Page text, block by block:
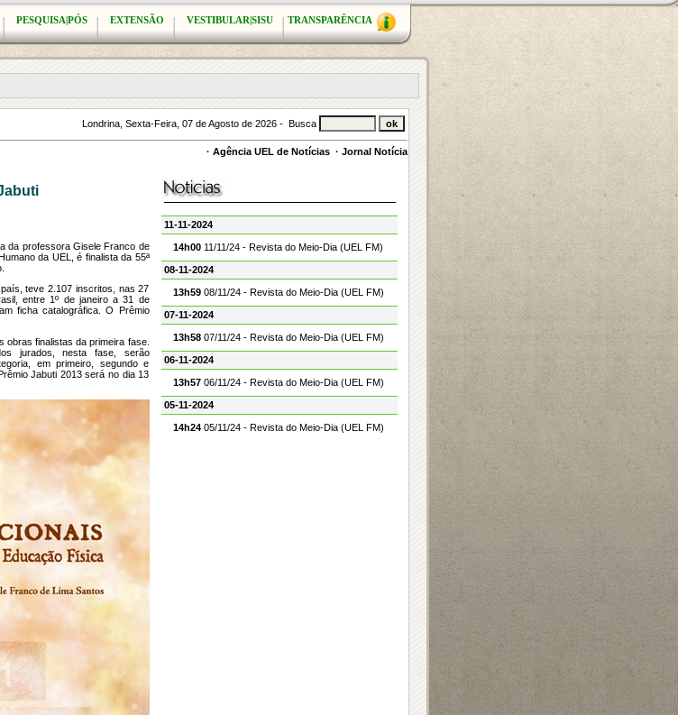
PESQUISA|PÓS EXTENSÃO VESTIBULAR|SISU TRANSPARÊNCIA
Londrina, Sexta-Feira, 07 de Agosto de 2026 - Busca
· Agência UEL de Notícias · Jornal Notícia
da professora Gisele Franco de
da UEL, é finalista da 55ª
teve 2.107 inscritos, nas 27
entre 1º de janeiro a 31 de
ficha catalográfica. O Prêmio
obras finalistas da primeira fase.
jurados, nesta fase, serão
em primeiro, segundo e
Jabuti 2013 será no dia 13
11-11-2024
14h0011/11/24 - Revista do Meio-Dia (UEL FM)
08-11-2024
13h5908/11/24 - Revista do Meio-Dia (UEL FM)
07-11-2024
13h5807/11/24 - Revista do Meio-Dia (UEL FM)
06-11-2024
13h5706/11/24 - Revista do Meio-Dia (UEL FM)
05-11-2024
14h2405/11/24 - Revista do Meio-Dia (UEL FM)